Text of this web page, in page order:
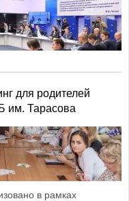
для родителей
им. Тарасова
в рамках